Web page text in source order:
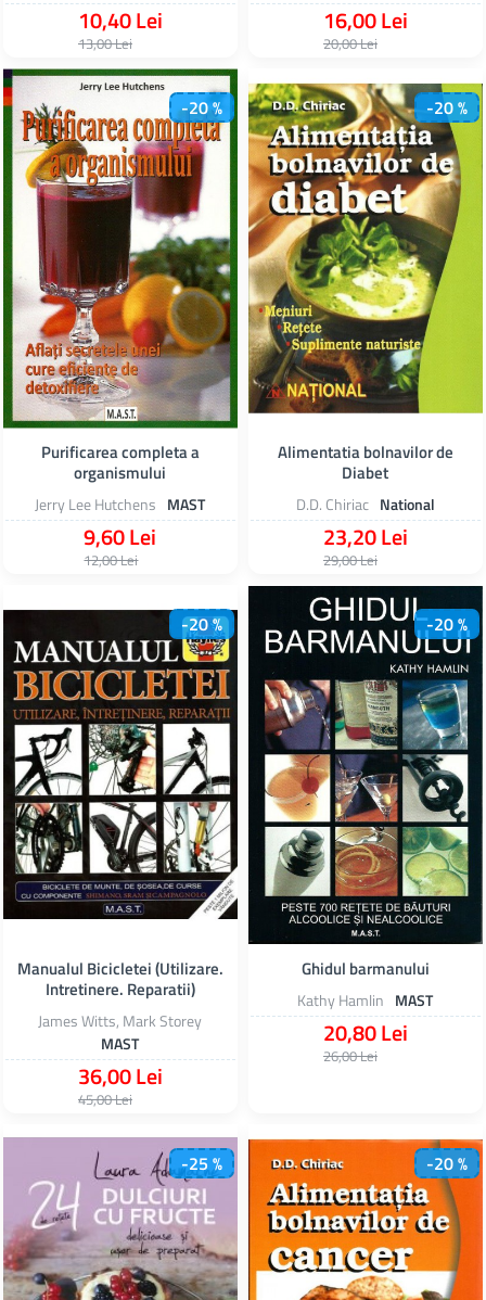
10,40 Lei
13,00 Lei
16,00 Lei
20,00 Lei
-20 %
Jerry Lee Hutchens MAST
Purificarea completa a
organismului
9,60 Lei
12,00 Lei
-20 %
D.D. Chiriac National
Alimentatia bolnavilor de
Diabet
23,20 Lei
29,00 Lei
-20 %
James Witts, Mark Storey
MAST
Manualul Bicicletei (Utilizare.
Intretinere. Reparatii)
36,00 Lei
45,00 Lei
-20 %
Kathy Hamlin MAST
Ghidul barmanului
20,80 Lei
26,00 Lei
-25 % -20 %